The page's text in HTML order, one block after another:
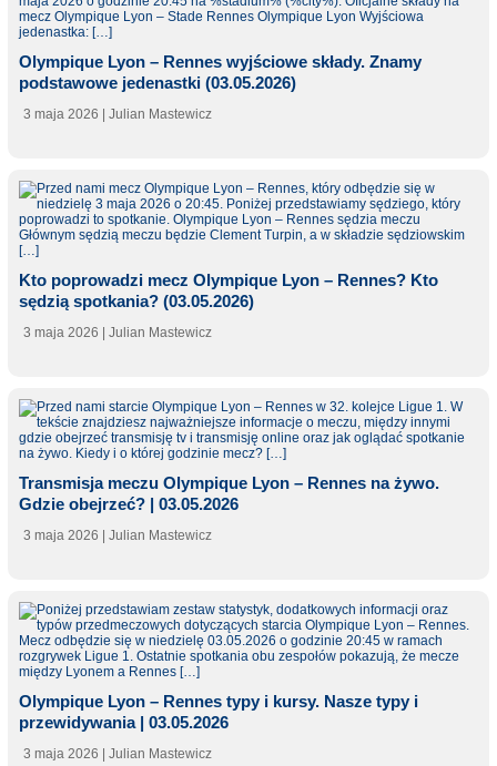
Olympique Lyon – Rennes wyjściowe składy. Znamy
podstawowe jedenastki (03.05.2026)
3 maja 2026 | Julian Mastewicz
Kto poprowadzi mecz Olympique Lyon – Rennes? Kto
sędzią spotkania? (03.05.2026)
3 maja 2026 | Julian Mastewicz
Transmisja meczu Olympique Lyon – Rennes na żywo.
Gdzie obejrzeć? | 03.05.2026
3 maja 2026 | Julian Mastewicz
Olympique Lyon – Rennes typy i kursy. Nasze typy i
przewidywania | 03.05.2026
3 maja 2026 | Julian Mastewicz